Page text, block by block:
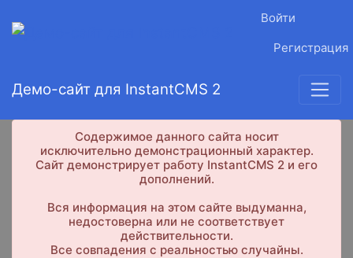
Войти
Регистрация
Демо-сайт для InstantCMS 2
Содержимое данного сайта носит
исключительно демонстрационный характер.
Сайт демонстрирует работу InstantCMS 2 и его
дополнений.
Вся информация на этом сайте выдуманна,
недостоверна или не соответствует
действительности.
Все совпадения с реальностью случайны.